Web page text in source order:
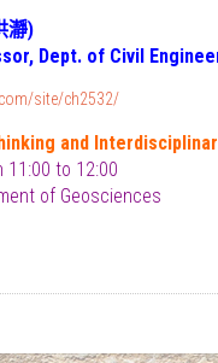
瀞)
Dept. of Civil
site/ch2532/
and
11:00 to 12:00
of Geosciences